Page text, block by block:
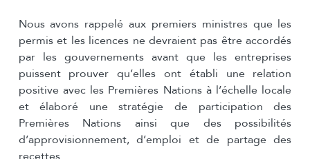
Nous avons rappelé aux premiers ministres que les
permis et les licences ne devraient pas être accordés
par les gouvernements avant que les entreprises
puissent prouver qu’elles ont établi une relation
positive avec les Premières Nations à l’échelle locale
et élaboré une stratégie de participation des
Premières Nations ainsi que des possibilités
d’approvisionnement, d’emploi et de partage des